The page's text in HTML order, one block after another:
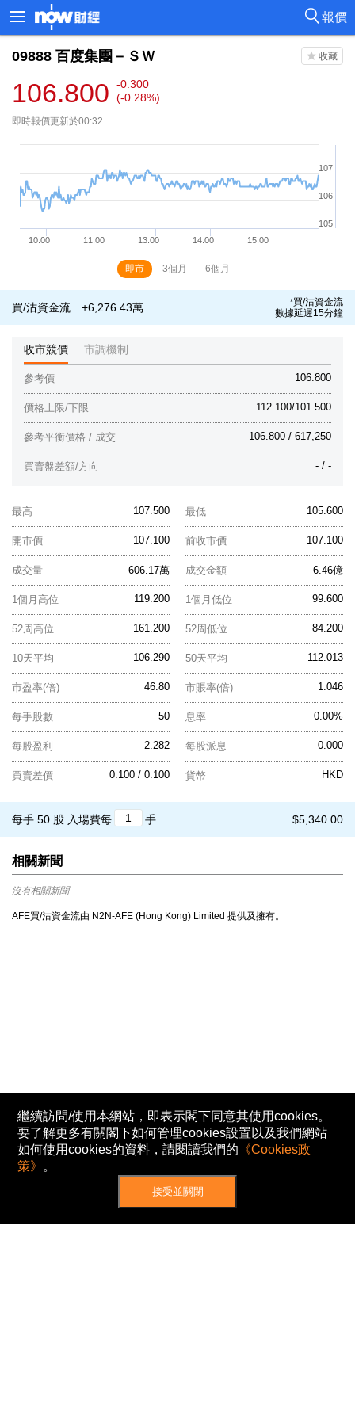
報價
09888 百度集團－ＳＷ
106.800
-0.300
(-0.28%)
即時報價更新於00:32
即市 3個月 6個月
買/沽資金流 +6,276.43萬 *買/沽資金流
數據延遲15分鐘
收市競價 市調機制
106.800
參考價
112.100/101.500
價格上限/下限
106.800 / 617,250
參考平衡價格 / 成交
- / -
買賣盤差額/方向
107.500
最高 105.600
最低
107.100
開市價 107.100
前收市價
606.17萬
成交量 6.46億
成交金額
119.200
1個月高位 99.600
1個月低位
161.200
52周高位 84.200
52周低位
106.290
10天平均 112.013
50天平均
46.80
市盈率(倍) 1.046
市賬率(倍)
50
每手股數 0.00%
息率
2.282
每股盈利 0.000
每股派息
0.100 / 0.100
買賣差價 HKD
貨幣
$5,340.00
每手 50 股 入場費每 手
相關新聞
沒有相關新聞
AFE買/沽資金流由 N2N-AFE (Hong Kong) Limited 提供及擁有。
繼續訪問/使用本網站，即表示閣下同意其使用cookies。
要了解更多有關閣下如何管理cookies設置以及我們網站
如何使用cookies的資料，請閱讀我們的 《Cookies政
策》 。
接受並關閉